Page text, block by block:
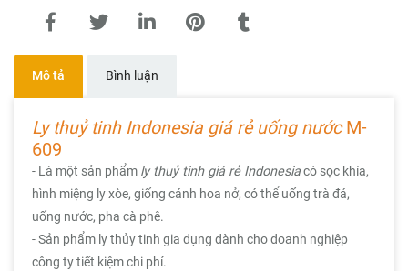
Mô tả Bình luận
Ly thuỷ tinh Indonesia giá rẻ uống nướcM-
609
- Là một sản phẩm ly thuỷ tinh giá rẻ Indonesiacó sọc khía,
hình miệng ly xòe, giống cánh hoa nở, có thể uống trà đá,
uống nước, pha cà phê.
- Sản phẩm ly thủy tinh gia dụng dành cho doanh nghiệp
công ty tiết kiệm chi phí.